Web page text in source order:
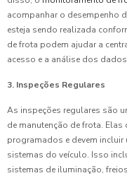
acompanhar o desempenho
esteja sendo realizada
de frota podem ajudar a
acesso e a análise dos
3. Inspeções Regulares
As inspeções regulares são
de manutenção de frota. Elas
programados e devem
sistemas do veículo. Isso
sistemas de iluminação,